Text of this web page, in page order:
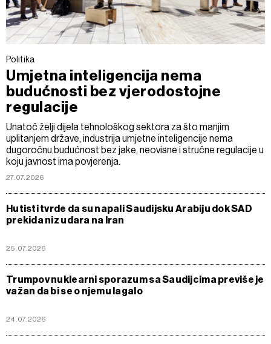
Politika
Umjetna inteligencija nema
budućnosti bez vjerodostojne
regulacije
Unatoč želji dijela tehnološkog sektora za što manjim
uplitanjem države, industrija umjetne inteligencije nema
dugoročnu budućnost bez jake, neovisne i stručne regulacije u
koju javnost ima povjerenja.
27.07.2026
Hutisti tvrde da su napali Saudijsku Arabiju dok SAD
prekida niz udara na Iran
25.07.2026
Trumpov nuklearni sporazum sa Saudijcima previše je
važan da bi se o njemu lagalo
24.07.2026